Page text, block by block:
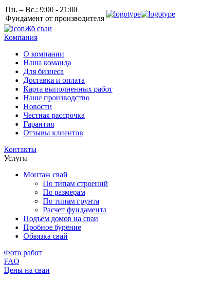
Пн. – Вс.: 9:00 - 21:00
Фундамент от производителя
Жб сваи
Компания
О компании
Наша команда
Для бизнеса
Доставка и оплата
Карта выполненных работ
Наше производство
Новости
Честная рассрочка
Гарантия
Отзывы клиентов
Контакты
Услуги
Монтаж свай
По типам строений
По размерам
По типам грунта
Расчет фундамента
Подъем домов на сваи
Пробное бурение
Обвязка свай
Фото работ
FAQ
Цены на сваи